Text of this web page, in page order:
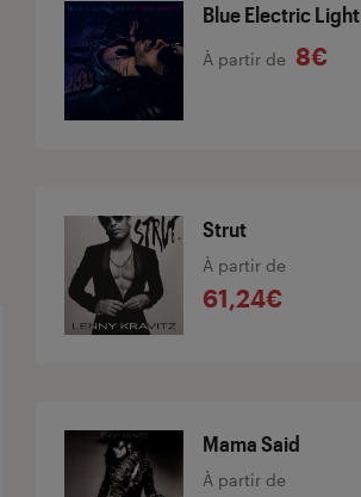
Blue Electric Light
À partir de 8€
Strut
À partir de
61,24€
Mama Said
À partir de